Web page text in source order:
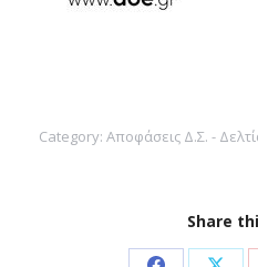
Category: Αποφάσεις Δ.Σ. -
Share